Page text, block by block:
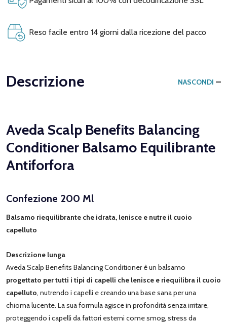
Reso facile entro 14 giorni dalla ricezione del pacco
Descrizione NASCONDI
Aveda Scalp Benefits Balancing
Conditioner Balsamo Equilibrante
Antiforfora
Confezione 200 Ml
Balsamo riequilibrante che idrata, lenisce e nutre il cuoio
capelluto
Descrizione lunga
Aveda Scalp Benefits Balancing Conditioner è un balsamo
progettato per tutti i tipi di capelli che lenisce e riequilibra il cuoio
capelluto, nutrendo i capelli e creando una base sana per una
chioma lucente. La sua formula agisce in profondità senza irritare,
proteggendo i capelli da fattori esterni come smog, stress da